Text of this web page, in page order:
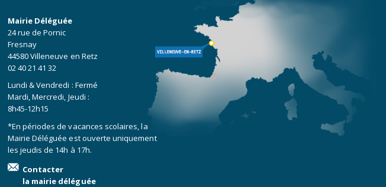
Mairie Déléguée
24 rue de Pornic
Fresnay
44580 Villeneuve en Retz
02 40 21 41 32
Lundi & Vendredi : Fermé
Mardi, Mercredi, Jeudi :
8h45-12h15
*En périodes de vacances scolaires, la
Mairie Déléguée est ouverte uniquement
les jeudis de 14h à 17h.
Contacter
la mairie déléguée